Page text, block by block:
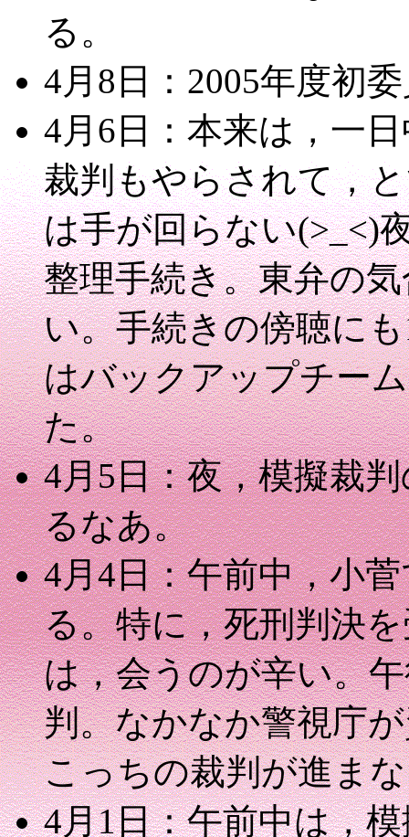
る。
4月8日：2005年度初
4月6日：本来は，一
裁判もやらされて，
は手が回らない(>_<)
整理手続き。東弁の
い。手続きの傍聴に
はバックアップチー
た。
4月5日：夜，模擬裁
るなあ。
4月4日：午前中，小
る。特に，死刑判決
は，会うのが辛い。
判。なかなか警視庁
こっちの裁判が進ま
4月1日：午前中は，